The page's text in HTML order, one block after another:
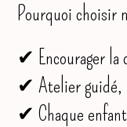
Pourquoi choisir
✔ Encourager la
✔ Atelier guidé,
✔ Chaque